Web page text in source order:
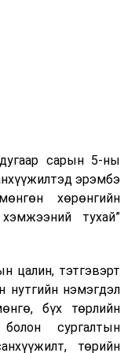
гадаадын
байна. Тухайлбал,
орлогын 80 гаруй
бөгөөд тус улсын
орж болзошгүйг
сарын 5-ны
эрэмбэ
хөрөнгийн
тухай”
цалин, тэтгэвэрт
нутгийн нэмэгдэл
бүх төрлийн
сургалтын
төрийн